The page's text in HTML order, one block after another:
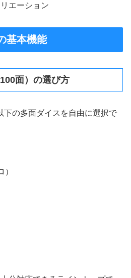
エーション
基本機能
面）の選び方
下の多面ダイスを自由に選択で